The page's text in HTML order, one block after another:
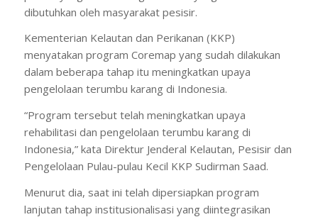
dibutuhkan oleh masyarakat pesisir.
Kementerian Kelautan dan Perikanan (KKP)
menyatakan program Coremap yang sudah dilakukan
dalam beberapa tahap itu meningkatkan upaya
pengelolaan terumbu karang di Indonesia.
“Program tersebut telah meningkatkan upaya
rehabilitasi dan pengelolaan terumbu karang di
Indonesia,” kata Direktur Jenderal Kelautan, Pesisir dan
Pengelolaan Pulau-pulau Kecil KKP Sudirman Saad.
Menurut dia, saat ini telah dipersiapkan program
lanjutan tahap institusionalisasi yang diintegrasikan